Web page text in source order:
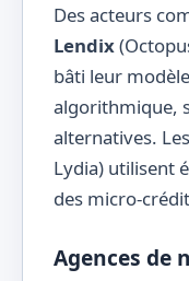
Des acteurs
Lendix
bâti leur
algorithmique,
alternatives.
Lydia) utilisent
des micro-
Agences de